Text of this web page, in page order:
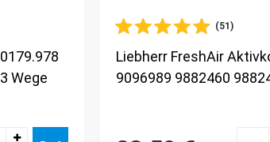
Wege
(51)
Liebherr FreshAir
9096989 9882460